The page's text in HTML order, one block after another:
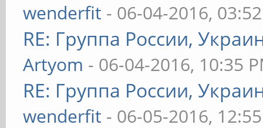
wenderfit - 06-04-2016,
RE: Группа России,
Artyom - 06-04-2016, 10:35
RE: Группа России,
wenderfit - 06-05-2016,